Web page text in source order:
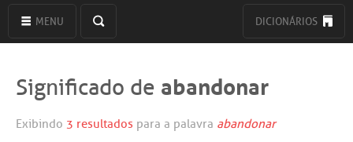
MENU DICIONÁRIOS
Significado de abandonar
Exibindo 3 resultados para a palavra abandonar